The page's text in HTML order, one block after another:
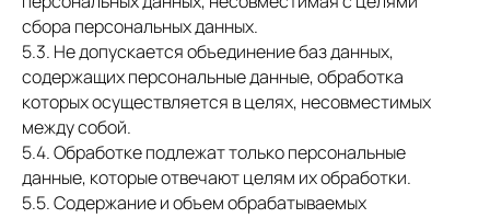
сбора персональных данных.
5.3. Не допускается объединение баз данных,
содержащих персональные данные, обработка
которых осуществляется в целях, несовместимых
между собой.
5.4. Обработке подлежат только персональные
данные, которые отвечают целям их обработки.
5.5. Содержание и объем обрабатываемых